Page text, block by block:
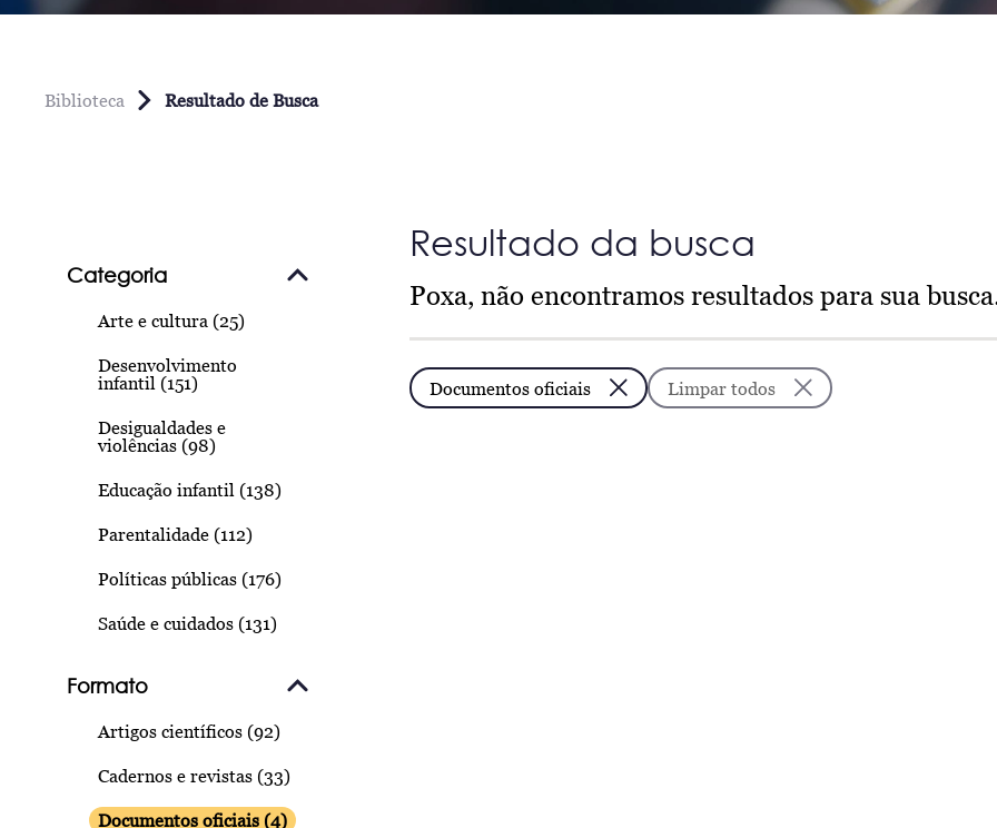
Biblioteca Resultado de Busca
Categoria
Arte e cultura (25)
Desenvolvimento
infantil (151)
Desigualdades e
violências (98)
Educação infantil (138)
Parentalidade (112)
Políticas públicas (176)
Saúde e cuidados (131)
Formato
Artigos científicos (92)
Cadernos e revistas (33)
Documentos oficiais (4)
Resultado da busca
Poxa, não encontramos resultados para sua
Documentos oficiais Limpar todos